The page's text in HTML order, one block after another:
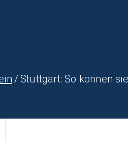
Stuttgart: So können